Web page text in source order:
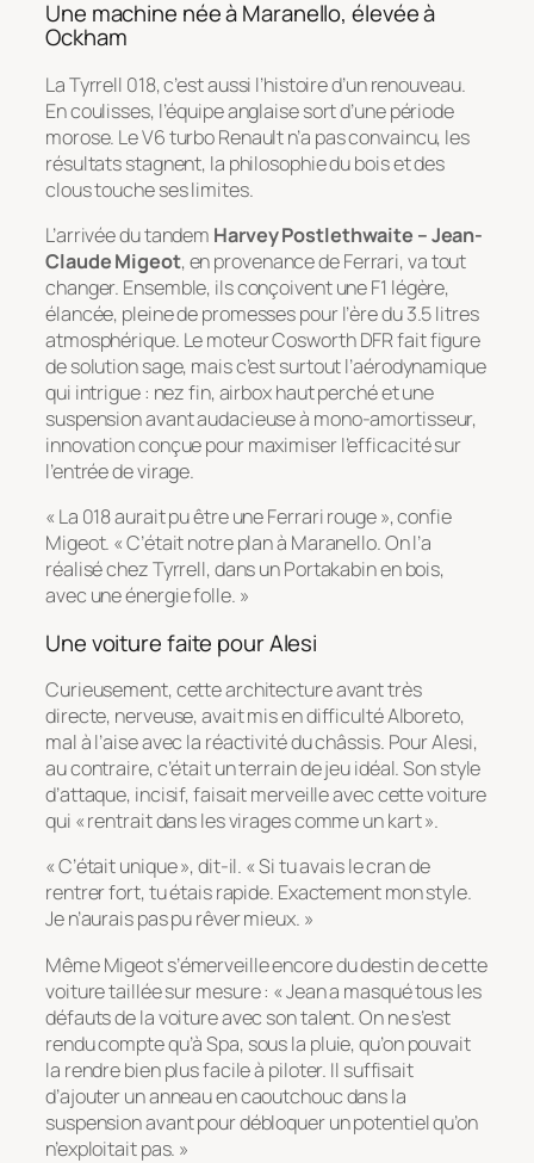
Une machine née à Maranello, élevée à
Ockham
La Tyrrell 018, c’est aussi l’histoire d’un renouveau.
En coulisses, l’équipe anglaise sort d’une période
morose. Le V6 turbo Renault n’a pas convaincu, les
résultats stagnent, la philosophie du bois et des
clous touche ses limites.
L’arrivée du tandem Harvey Postlethwaite – Jean-
Claude Migeot, en provenance de Ferrari, va tout
changer. Ensemble, ils conçoivent une F1 légère,
élancée, pleine de promesses pour l’ère du 3.5 litres
atmosphérique. Le moteur Cosworth DFR fait figure
de solution sage, mais c’est surtout l’aérodynamique
qui intrigue : nez fin, airbox haut perché et une
suspension avant audacieuse à mono-amortisseur,
innovation conçue pour maximiser l’efficacité sur
l’entrée de virage.
« La 018 aurait pu être une Ferrari rouge », confie
Migeot. « C’était notre plan à Maranello. On l’a
réalisé chez Tyrrell, dans un Portakabin en bois,
avec une énergie folle. »
Une voiture faite pour Alesi
Curieusement, cette architecture avant très
directe, nerveuse, avait mis en difficulté Alboreto,
mal à l’aise avec la réactivité du châssis. Pour Alesi,
au contraire, c’était un terrain de jeu idéal. Son style
d’attaque, incisif, faisait merveille avec cette voiture
qui « rentrait dans les virages comme un kart ».
« C’était unique », dit-il. « Si tu avais le cran de
rentrer fort, tu étais rapide. Exactement mon style.
Je n’aurais pas pu rêver mieux. »
Même Migeot s’émerveille encore du destin de cette
voiture taillée sur mesure : « Jean a masqué tous les
défauts de la voiture avec son talent. On ne s’est
rendu compte qu’à Spa, sous la pluie, qu’on pouvait
la rendre bien plus facile à piloter. Il suffisait
d’ajouter un anneau en caoutchouc dans la
suspension avant pour débloquer un potentiel qu’on
n’exploitait pas. »